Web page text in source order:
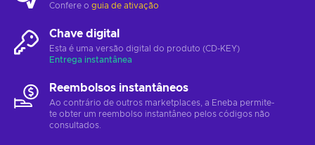
Confere o guia de ativação
Chave digital
Esta é uma versão digital do produto (CD-KEY)
Entrega instantânea
Reembolsos instantâneos
Ao contrário de outros marketplaces, a Eneba permite-
te obter um reembolso instantâneo pelos códigos não
consultados.